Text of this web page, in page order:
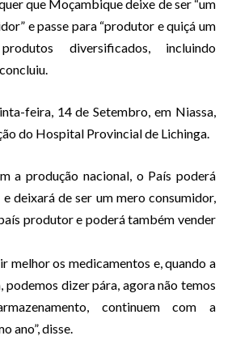
que Moçambique deixe de ser “um
e passe para “produtor e quiçá um
diversificados, incluindo
feira, 14 de Setembro, em Niassa,
do Hospital Provincial de Lichinga.
a produção nacional, o País poderá
deixará de ser um mero consumidor,
produtor e poderá também vender
melhor os medicamentos e, quando a
dizer pára, agora não temos
continuem com a
ano”, disse.